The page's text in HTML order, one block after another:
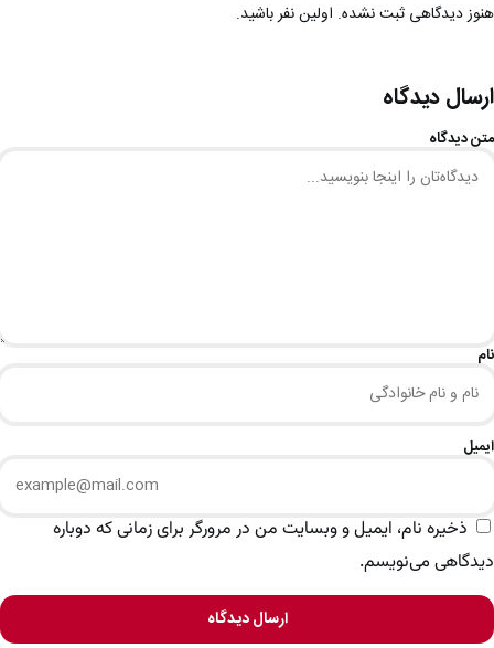
هنوز دیدگاهی ثبت نشده. اولین نفر باشید.
ارسال دیدگاه
متن دیدگاه
نام
ایمیل
ذخیره نام، ایمیل و وبسایت من در مرورگر برای زمانی که دوباره
دیدگاهی می‌نویسم.
ارسال دیدگاه